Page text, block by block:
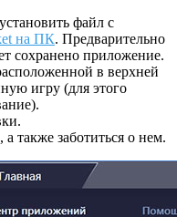
файл с
на ПК. Предварительно
сохранено приложение.
в верхней
игру (для этого
а также заботиться о нем.